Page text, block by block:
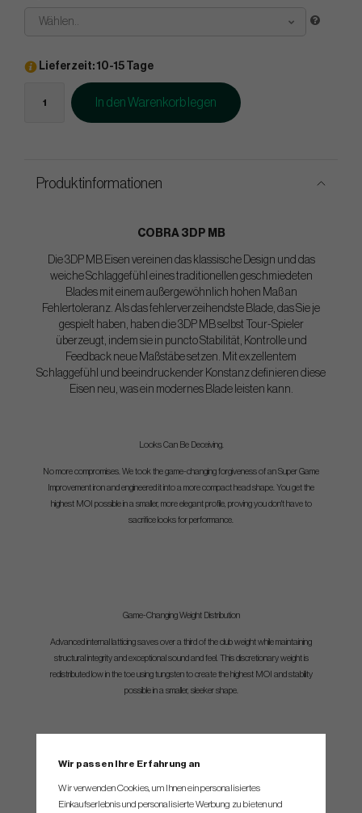
Wählen..
Lieferzeit: 10-15 Tage
In den Warenkorb legen
Produktinformationen
COBRA 3DP MB
Die 3DP MB Eisen vereinen das klassische Design und das
weiche Schlaggefühl eines traditionellen geschmiedeten
Blades mit einem außergewöhnlich hohen Maß an
Fehlertoleranz. Als das fehlerverzeihendste Blade, das Sie je
gespielt haben, haben die 3DP MB selbst Tour-Spieler
überzeugt, indem sie in puncto Stabilität, Kontrolle und
Feedback neue Maßstäbe setzen. Mit exzellentem
Schlaggefühl und beeindruckender Konstanz definieren diese
Eisen neu, was ein modernes Blade leisten kann.
Looks Can Be Deceiving.
No more compromises. We took the game-changing forgiveness of an Super Game
Improvement iron and engineered it into a more compact head shape. You get the
highest MOI possible in a smaller, more elegant profile, proving you don't have to
sacrifice looks for performance.
Game-Changing Weight Distribution
Advanced internal latticing saves over a third of the club weight while maintaining
structural integrity and exceptional sound and feel. This discretionary weight is
redistributed low in the toe using tungsten to create the highest MOI and stability
possible in a smaller, sleeker shape.
A New Age Of Craftsmanship
Wir passen Ihre Erfahrung an
Wir verwenden Cookies, um Ihnen ein personalisiertes
Einkaufserlebnis und personalisierte Werbung zu bieten und